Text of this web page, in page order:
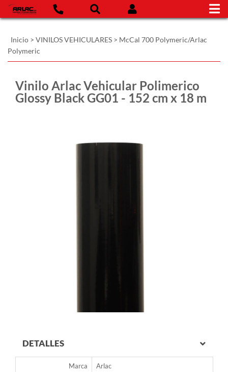
Inicio > VINILOS VEHICULARES > McCal 700 Polymeric/Arlac
Polymeric
Vinilo Arlac Vehicular Polimerico
Glossy Black GG01 - 152 cm x 18 m
DETALLES
Marca Arlac